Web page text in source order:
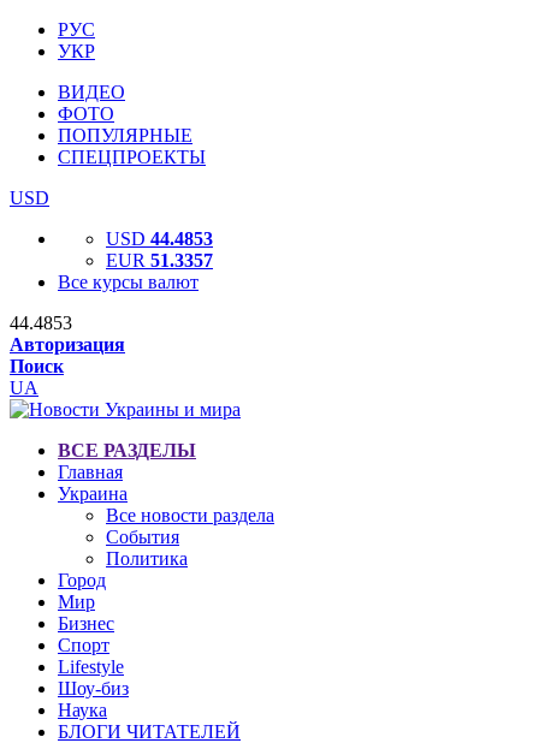
РУС
УКР
ВИДЕО
ФОТО
ПОПУЛЯРНЫЕ
СПЕЦПРОЕКТЫ
USD
USD 44.4853
EUR 51.3357
Все курсы валют
44.4853
Авторизация
Поиск
UA
ВСЕ РАЗДЕЛЫ
Главная
Украина
Все новости раздела
События
Политика
Город
Мир
Бизнес
Спорт
Lifestyle
Шоу-биз
Наука
БЛОГИ ЧИТАТЕЛЕЙ